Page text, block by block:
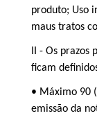
produto; Uso
maus tratos
II - Os
ficam
• Máximo 90
emissão da